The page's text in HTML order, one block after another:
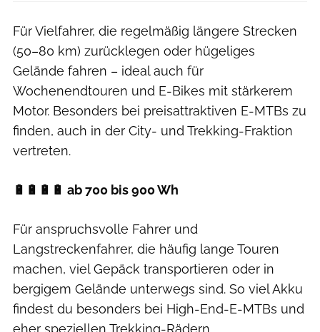
Für Vielfahrer, die regelmäßig längere Strecken
(50–80 km) zurücklegen oder hügeliges
Gelände fahren – ideal auch für
Wochenendtouren und E-Bikes mit stärkerem
Motor. Besonders bei preisattraktiven E-MTBs zu
finden, auch in der City- und Trekking-Fraktion
vertreten.
🔋🔋🔋🔋 ab 700 bis 900 Wh
Für anspruchsvolle Fahrer und
Langstreckenfahrer, die häufig lange Touren
machen, viel Gepäck transportieren oder in
bergigem Gelände unterwegs sind. So viel Akku
findest du besonders bei High-End-E-MTBs und
eher speziellen Trekking-Rädern.